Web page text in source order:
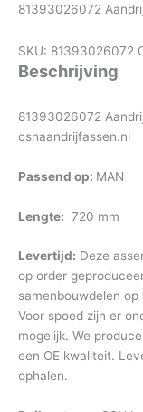
81393026072
SKU: 81393026072
Beschrijving
81393026072
csnaandrijfassen.nl
Passend op: MAN
Lengte: 720 mm
Levertijd: Deze
op order
samenbouwdelen
Voor spoed zijn er
mogelijk. We
een OE kwaliteit.
ophalen.